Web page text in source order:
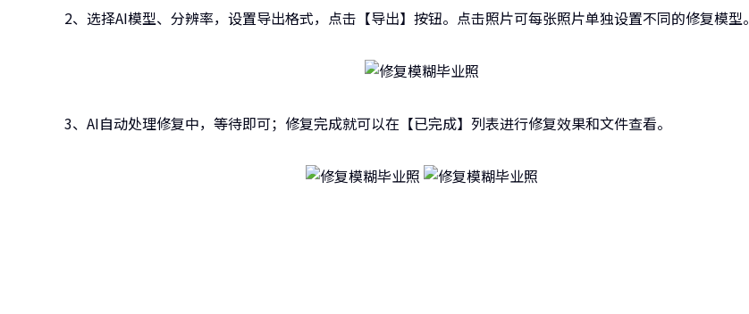
2、选择AI模型、分辨率，设置导出格式，点击【导出】按钮。点击照片可每张照片单独设置不同的修复模型。
3、AI自动处理修复中，等待即可；修复完成就可以在【已完成】列表进行修复效果和文件查看。